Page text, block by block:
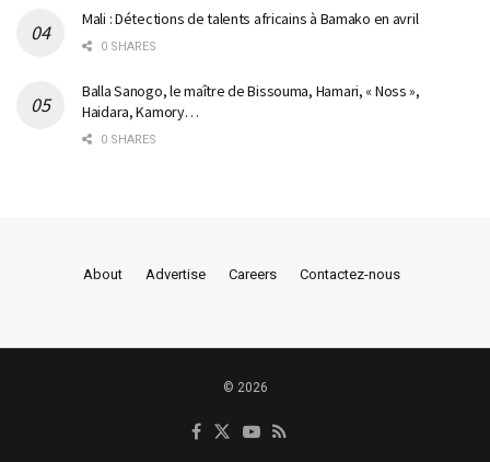
Mali : Détections de talents africains à Bamako en avril
0 SHARES
Balla Sanogo, le maître de Bissouma, Hamari, « Noss »,
Haidara, Kamory…
0 SHARES
About Advertise Careers Contactez-nous
© 2026